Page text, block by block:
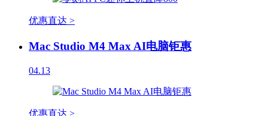
优惠直达 >
Mac Studio M4 Max AI电脑钜惠
04.13
优惠直达 >